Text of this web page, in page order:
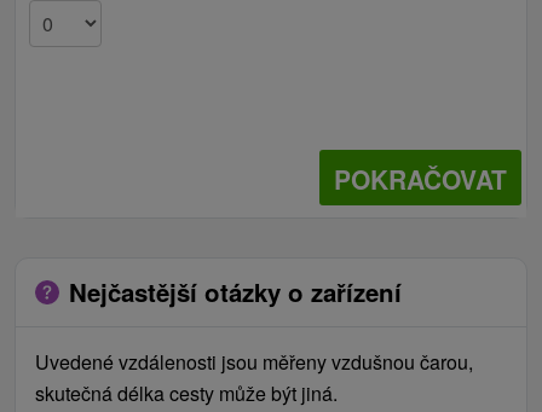
POKRAČOVAT
Nejčastější otázky o zařízení
Uvedené vzdálenosti jsou měřeny vzdušnou čarou,
skutečná délka cesty může být jiná.